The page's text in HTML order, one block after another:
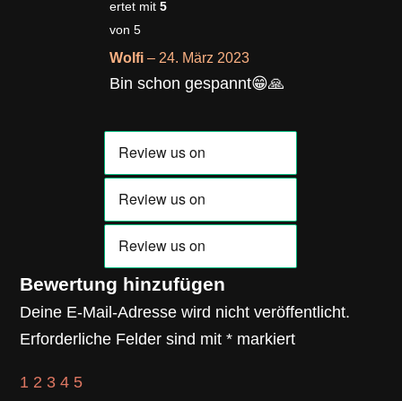
ertet mit5
von 5
Wolfi– 24. März 2023
Bin schon gespannt😁🙏
Bewertung hinzufügen
Deine E-Mail-Adresse wird nicht veröffentlicht.
Erforderliche Felder sind mit* markiert
1 2 3 4 5